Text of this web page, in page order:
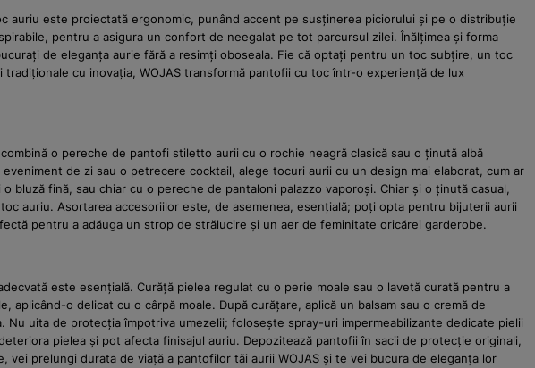
auriu este proiectată ergonomic, punând accent pe susținerea piciorului și pe o distribuție
pentru a asigura un confort de neegalat pe tot parcursul zilei. Înălțimea și forma
de eleganța aurie fără a resimți oboseala. Fie că optați pentru un toc subțire, un toc
cu inovația, WOJAS transformă pantofii cu toc într-o experiență de lux
o pereche de pantofi stiletto aurii cu o rochie neagră clasică sau o ținută albă
de zi sau o petrecere cocktail, alege tocuri aurii cu un design mai elaborat, cum ar
fină, sau chiar cu o pereche de pantaloni palazzo vaporoși. Chiar și o ținută casual,
auriu. Asortarea accesoriilor este, de asemenea, esențială; poți opta pentru bijuterii aurii
pentru a adăuga un strop de strălucire și un aer de feminitate oricărei garderobe.
este esențială. Curăță pielea regulat cu o perie moale sau o lavetă curată pentru a
o delicat cu o cârpă moale. După curățare, aplică un balsam sau o cremă de
uita de protecția împotriva umezelii; folosește spray-uri impermeabilizante dedicate pielii
pielea și pot afecta finisajul auriu. Depozitează pantofii în sacii de protecție originali,
prelungi durata de viață a pantofilor tăi aurii WOJAS și te vei bucura de eleganța lor